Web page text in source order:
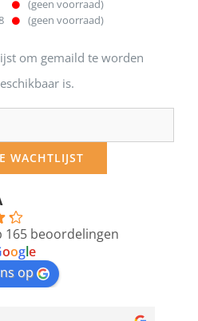
(geen voorraad)
(geen voorraad)
om gemaild te worden
is.
WACHTLIJST
165 beoordelingen
oogle
op